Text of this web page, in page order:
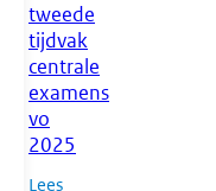
tweede
tijdvak
centrale
examens
vo
2025
Lees